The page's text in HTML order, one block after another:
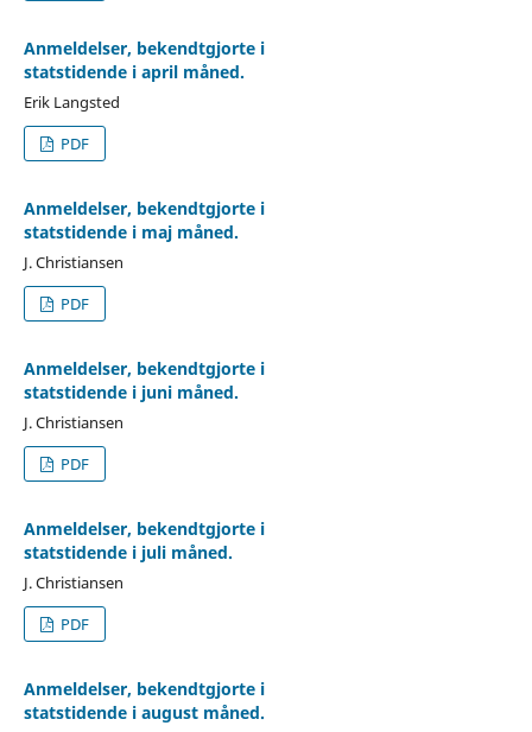
Anmeldelser, bekendtgjorte i
statstidende i april måned.
Erik Langsted
PDF
Anmeldelser, bekendtgjorte i
statstidende i maj måned.
J. Christiansen
PDF
Anmeldelser, bekendtgjorte i
statstidende i juni måned.
J. Christiansen
PDF
Anmeldelser, bekendtgjorte i
statstidende i juli måned.
J. Christiansen
PDF
Anmeldelser, bekendtgjorte i
statstidende i august måned.